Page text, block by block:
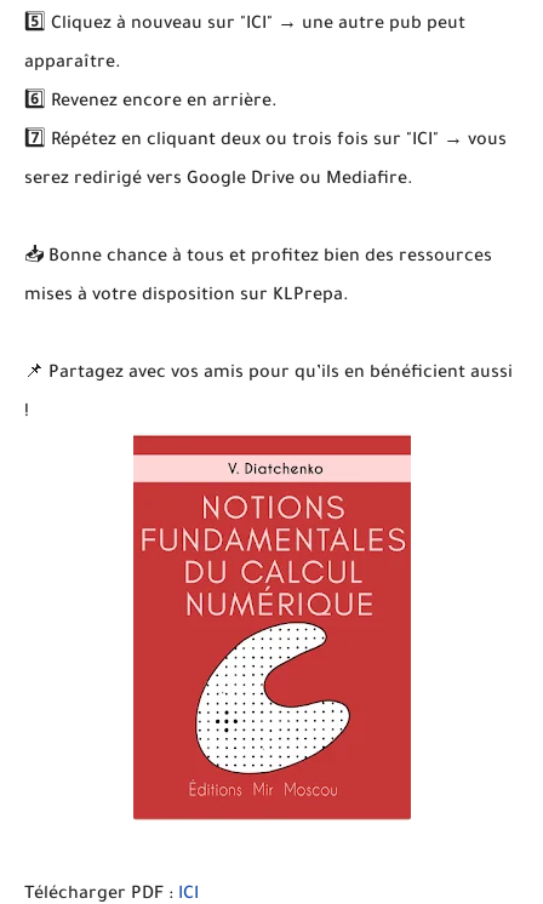
5️⃣ Cliquez à nouveau sur "ICI" → une autre pub peut
apparaître.
6️⃣ Revenez encore en arrière.
7️⃣ Répétez en cliquant deux ou trois fois sur "ICI" → vous
serez redirigé vers Google Drive ou Mediafire.
📥 Bonne chance à tous et profitez bien des ressources
mises à votre disposition sur KLPrepa.
📌 Partagez avec vos amis pour qu’ils en bénéficient aussi
!
Télécharger PDF : ICI